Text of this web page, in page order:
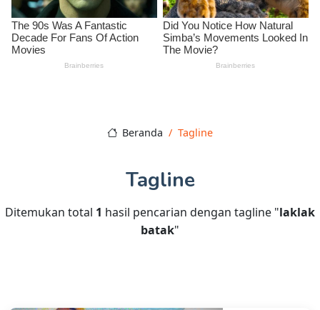
Beranda Tagline
Tagline
Ditemukan total 1 hasil pencarian dengan tagline "laklak
batak"